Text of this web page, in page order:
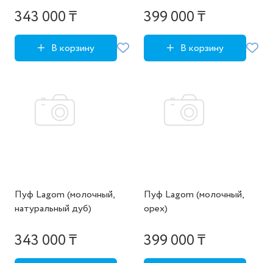
343 000 ₸
В корзину
399 000 ₸
В корзину
Пуф Lagom (молочный,
натуральный дуб)
343 000 ₸
Пуф Lagom (молочный,
орех)
399 000 ₸